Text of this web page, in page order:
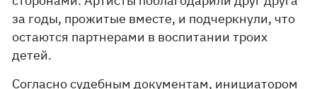
за годы, прожитые вместе, и подчеркнули, что
остаются партнерами в воспитании троих
детей.
Согласно судебным документам, инициатором